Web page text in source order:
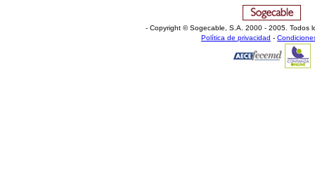
- Copyright © Sogecable, S.A. 2000 - 2005. Todos
Política de privacidad -